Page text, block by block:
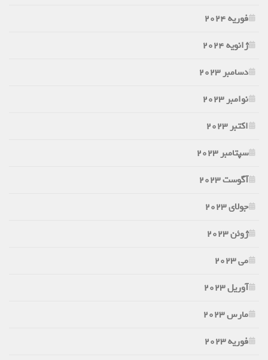
فوریه 2024
ژانویه 2024
دسامبر 2023
نوامبر 2023
اکتبر 2023
سپتامبر 2023
آگوست 2023
جولای 2023
ژوئن 2023
می 2023
آوریل 2023
مارس 2023
فوریه 2023